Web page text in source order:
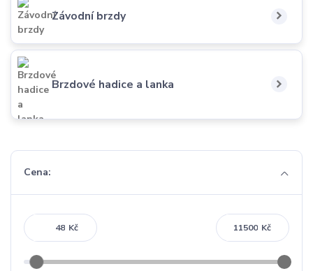
Závodní brzdy
Brzdové hadice a lanka
Cena:
Kč Kč